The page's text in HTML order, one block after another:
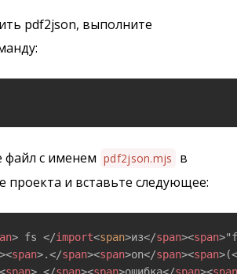
pdf2json, выполните
файл с именем pdf2json.mjs
в
проекта и вставьте следующее:
> fs </import<span>из</span><span>
><span>.</span><span>on</span><span>(
<span>.</span><span>ошибка</span><span